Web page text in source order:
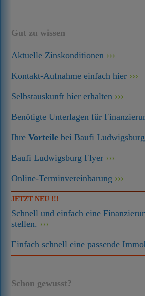
Gut zu wissen
Aktuelle Zinskonditionen
Kontakt-Aufnahme einfach hier
Selbstauskunft hier erhalten
Benötigte Unterlagen für
IhreVorteile bei Baufi Ludwigsburg
Baufi Ludwigsburg Flyer
Online-Terminvereinbarung
JETZT NEU !!!
Schnell und einfach eine
stellen.
Einfach schnell eine passende
Schon gewusst?